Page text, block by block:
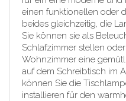
einen funktionellen oder
beides gleichzeitig, die
Sie können sie als
Schlafzimmer stellen
Wohnzimmer eine
auf dem Schreibtisch im
können Sie die
installieren für den